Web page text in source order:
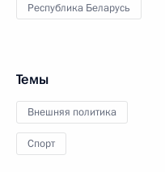
Республика Беларусь
Темы
Внешняя политика
Спорт